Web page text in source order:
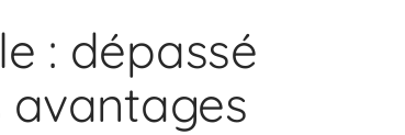
: dépassé
avantages